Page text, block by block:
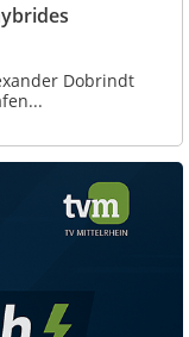
Dobrindt